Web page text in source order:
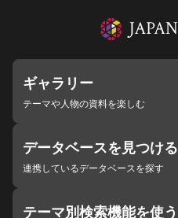
ギャラリー
テーマや人物の資料を楽しむ
データベースを見つける
連携しているデータベースを探す
テーマ別検索機能を使う